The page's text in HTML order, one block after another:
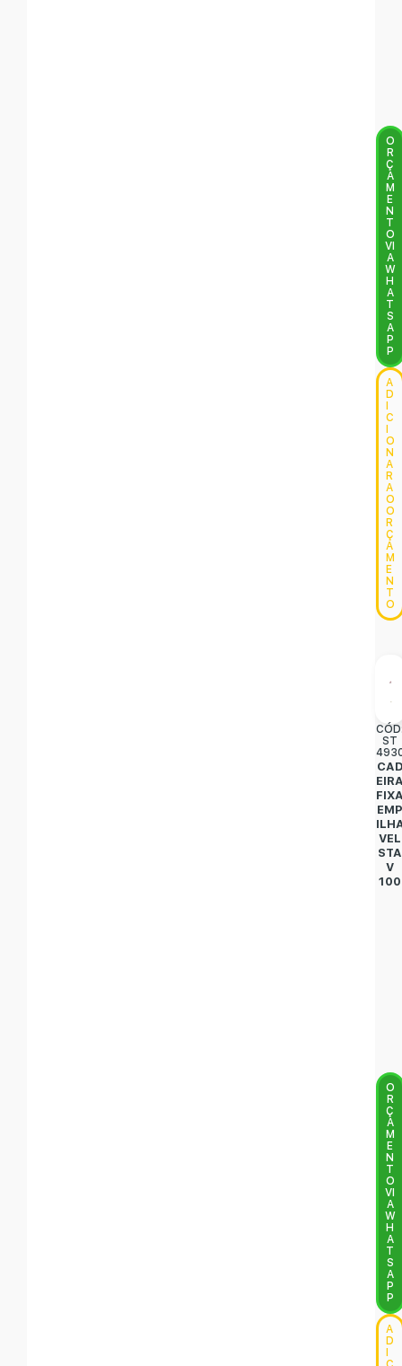
O
R
Ç
A
M
E
N
T
O
VI
A
W
H
A
T
S
A
P
P
A
D
C
O
N
A
R
A
O
O
R
Ç
A
M
E
N
T
O
ST
VEL
STA
V
100
O
R
Ç
A
M
E
N
T
O
VI
A
W
H
A
T
S
A
P
P
A
D